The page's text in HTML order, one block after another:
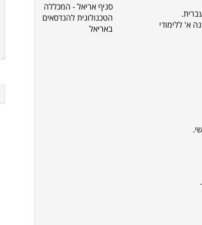
א' ללימודי
סניף אריאל - המכללה
הטכנולוגית להנדסאים
באריאל